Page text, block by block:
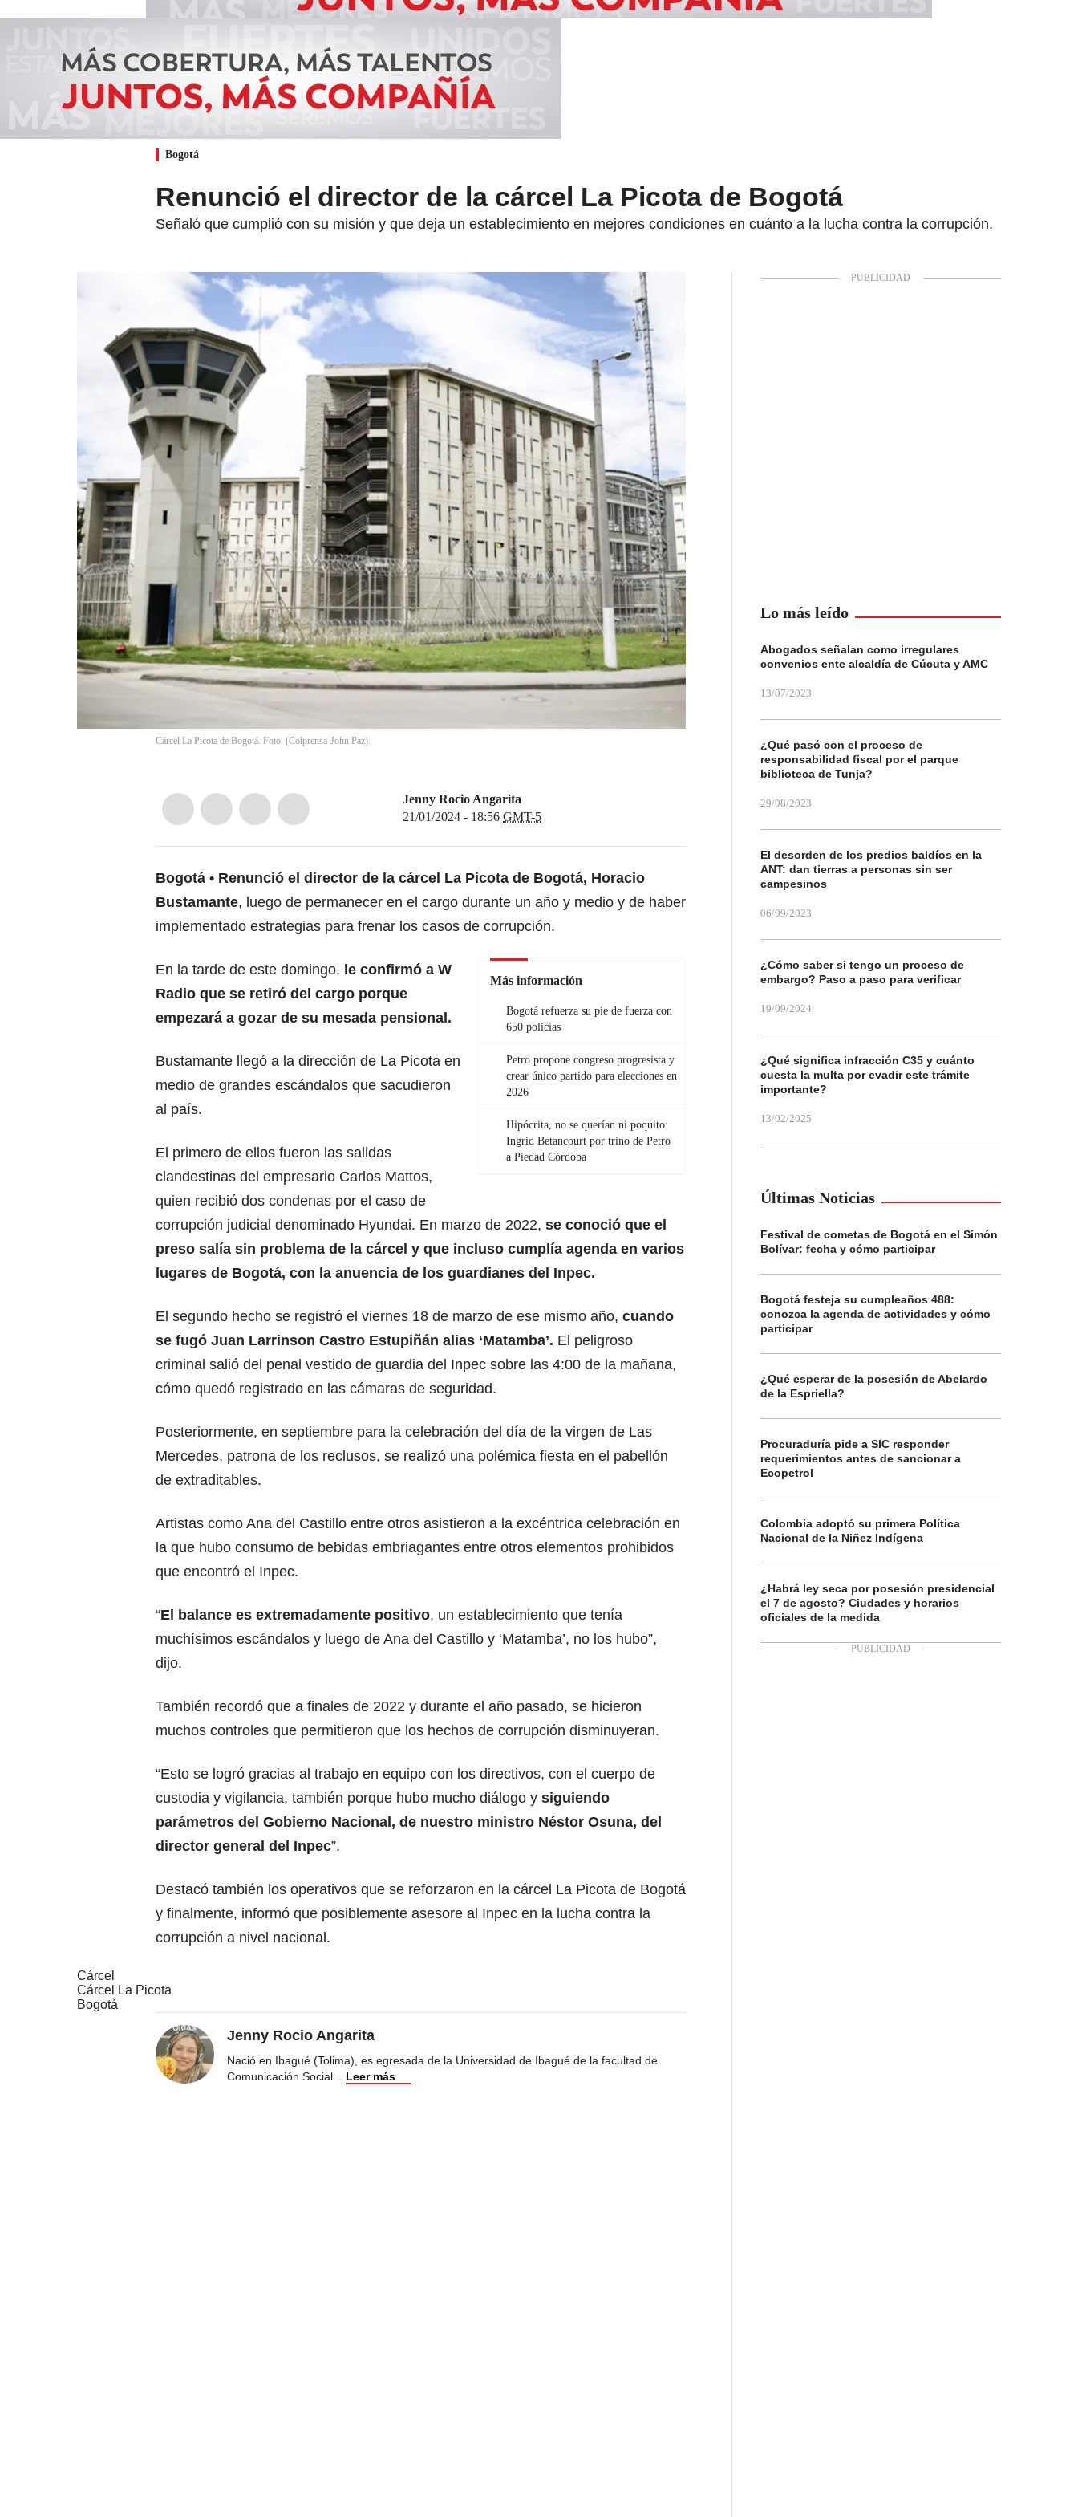
Bogotá
Renunció el director de la cárcel La Picota de Bogotá
Señaló que cumplió con su misión y que deja un establecimiento en mejores condiciones en cuánto a la lucha contra la corrupción.
Cárcel La Picota de Bogotá. Foto: (Colprensa-John Paz).
Jenny Rocio Angarita
21/01/2024 - 18:56 GMT-5
Bogotá
Renunció el director de la cárcel La Picota de Bogotá, Horacio
Bustamante, luego de permanecer en el cargo durante un año y medio y de haber
implementado estrategias para frenar los casos de corrupción.
Más información
Bogotá refuerza su pie de fuerza con
650 policías
Petro propone congreso progresista y
crear único partido para elecciones en
2026
Hipócrita, no se querían ni poquito:
Ingrid Betancourt por trino de Petro
a Piedad Córdoba
En la tarde de este domingo, le confirmó a W
Radio que se retiró del cargo porque
empezará a gozar de su mesada pensional.
Bustamante llegó a la dirección de La Picota en
medio de grandes escándalos que sacudieron
al país.
El primero de ellos fueron las salidas
clandestinas del empresario Carlos Mattos,
quien recibió dos condenas por el caso de
corrupción judicial denominado Hyundai. En marzo de 2022, se conoció que el
preso salía sin problema de la cárcel y que incluso cumplía agenda en varios
lugares de Bogotá, con la anuencia de los guardianes del Inpec.
El segundo hecho se registró el viernes 18 de marzo de ese mismo año, cuando
se fugó Juan Larrinson Castro Estupiñán alias ‘Matamba’. El peligroso
criminal salió del penal vestido de guardia del Inpec sobre las 4:00 de la mañana,
cómo quedó registrado en las cámaras de seguridad.
Posteriormente, en septiembre para la celebración del día de la virgen de Las
Mercedes, patrona de los reclusos, se realizó una polémica fiesta en el pabellón
de extraditables.
Artistas como Ana del Castillo entre otros asistieron a la excéntrica celebración en
la que hubo consumo de bebidas embriagantes entre otros elementos prohibidos
que encontró el Inpec.
“El balance es extremadamente positivo, un establecimiento que tenía
muchísimos escándalos y luego de Ana del Castillo y ‘Matamba’, no los hubo”,
dijo.
También recordó que a finales de 2022 y durante el año pasado, se hicieron
muchos controles que permitieron que los hechos de corrupción disminuyeran.
“Esto se logró gracias al trabajo en equipo con los directivos, con el cuerpo de
custodia y vigilancia, también porque hubo mucho diálogo y siguiendo
parámetros del Gobierno Nacional, de nuestro ministro Néstor Osuna, del
director general del Inpec”.
Destacó también los operativos que se reforzaron en la cárcel La Picota de Bogotá
y finalmente, informó que posiblemente asesore al Inpec en la lucha contra la
corrupción a nivel nacional.
Cárcel
Cárcel La Picota
Bogotá
Jenny Rocio Angarita
Nació en Ibagué (Tolima), es egresada de la Universidad de Ibagué de la facultad de
Comunicación Social... Leer más
Lo más leído
Abogados señalan como irregulares
convenios ente alcaldía de Cúcuta y AMC
13/07/2023
¿Qué pasó con el proceso de
responsabilidad fiscal por el parque
biblioteca de Tunja?
29/08/2023
El desorden de los predios baldíos en la
ANT: dan tierras a personas sin ser
campesinos
06/09/2023
¿Cómo saber si tengo un proceso de
embargo? Paso a paso para verificar
19/09/2024
¿Qué significa infracción C35 y cuánto
cuesta la multa por evadir este trámite
importante?
13/02/2025
Últimas Noticias
Festival de cometas de Bogotá en el Simón
Bolívar: fecha y cómo participar
Bogotá festeja su cumpleaños 488:
conozca la agenda de actividades y cómo
participar
¿Qué esperar de la posesión de Abelardo
de la Espriella?
Procuraduría pide a SIC responder
requerimientos antes de sancionar a
Ecopetrol
Colombia adoptó su primera Política
Nacional de la Niñez Indígena
¿Habrá ley seca por posesión presidencial
el 7 de agosto? Ciudades y horarios
oficiales de la medida